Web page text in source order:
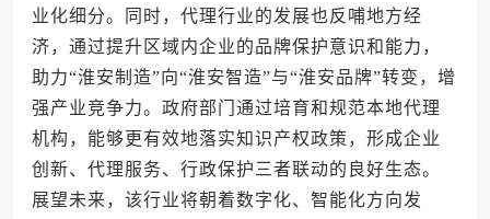
业化细分。同时，代理行业的发展也反哺地方经
济，通过提升区域内企业的品牌保护意识和能力，
助力“淮安制造”向“淮安智造”与“淮安品牌”转变，增
强产业竞争力。政府部门通过培育和规范本地代理
机构，能够更有效地落实知识产权政策，形成企业
创新、代理服务、行政保护三者联动的良好生态。
展望未来，该行业将朝着数字化、智能化方向发